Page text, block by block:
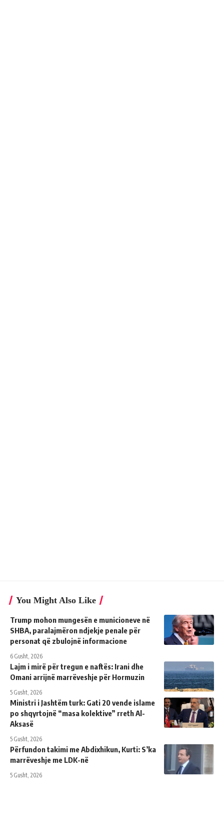
You Might Also Like
Trump mohon mungesën e municioneve në
SHBA, paralajmëron ndjekje penale për
personat që zbulojnë informacione
6 Gusht, 2026
Lajm i mirë për tregun e naftës: Irani dhe
Omani arrijnë marrëveshje për Hormuzin
5 Gusht, 2026
Ministri i Jashtëm turk: ​​Gati 20 vende islame
po shqyrtojnë “masa kolektive” rreth Al-
Aksasë
5 Gusht, 2026
Përfundon takimi me Abdixhikun, Kurti: S’ka
marrëveshje me LDK-në
5 Gusht, 2026